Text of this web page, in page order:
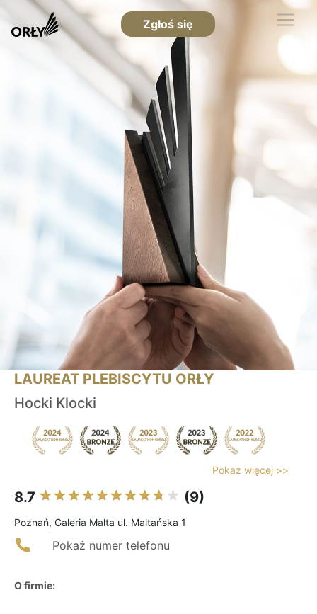
Zgłoś się
LAUREAT PLEBISCYTU ORŁY
Hocki Klocki
Pokaż więcej >>
8.7 (9)
Poznań, Galeria Malta ul. Maltańska 1
Pokaż numer telefonu
O firmie: